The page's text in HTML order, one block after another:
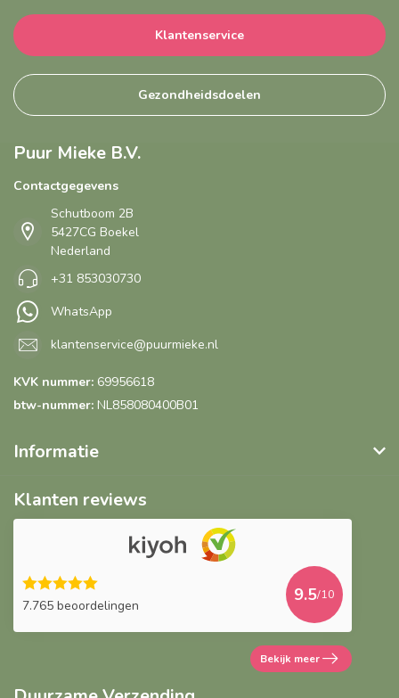
Klantenservice
Gezondheidsdoelen
Puur Mieke B.V.
Contactgegevens
Schutboom 2B
5427CG Boekel
Nederland
+31 853030730
WhatsApp
klantenservice@puurmieke.nl
KVK nummer: 69956618
btw-nummer: NL858080400B01
Informatie
Klanten reviews
7.765 beoordelingen
9.5/10
Bekijk meer